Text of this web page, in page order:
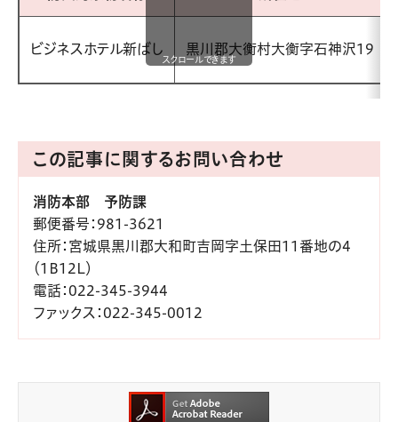
ビジネスホテル新ばし 黒川郡大衡村大衡字石神沢19
スクロールできます
この記事に関するお問い合わせ
消防本部 予防課
郵便番号 ：981-3621
住所：宮城県黒川郡大和町吉岡字土保田11番地の4
（1B12L）
電話 ：022-345-3944
ファックス ：022-345-0012